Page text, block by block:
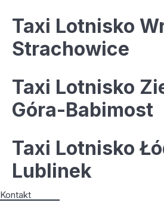
Taxi Lotnisko
Strachowice
Taxi Lotnisko
Góra-Babimost
Taxi Lotnisko
Lublinek
Kontakt